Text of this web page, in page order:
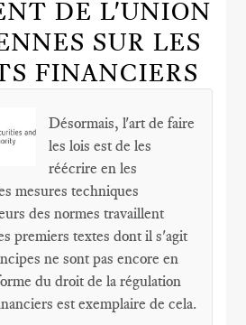
DE L'UNION
SUR LES
FINANCIERS
Désormais, l'art de faire
les lois est de les
réécrire en les
mesures techniques
des normes travaillent
premiers textes dont il s'agit
ne sont pas encore en
du droit de la régulation
est exemplaire de cela.